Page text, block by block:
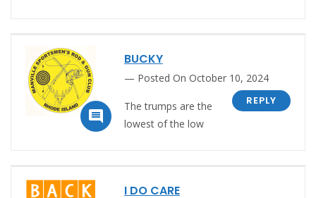

BUCKY
Posted On October 10, 2024
REPLY
The trumps are the
lowest of the low
I DO CARE